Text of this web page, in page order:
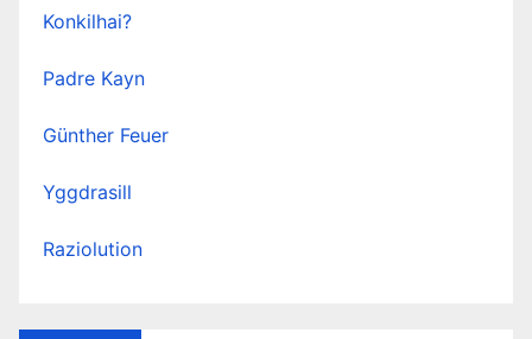
Konkilhai?
Padre Kayn
Günther Feuer
Yggdrasill
Raziolution